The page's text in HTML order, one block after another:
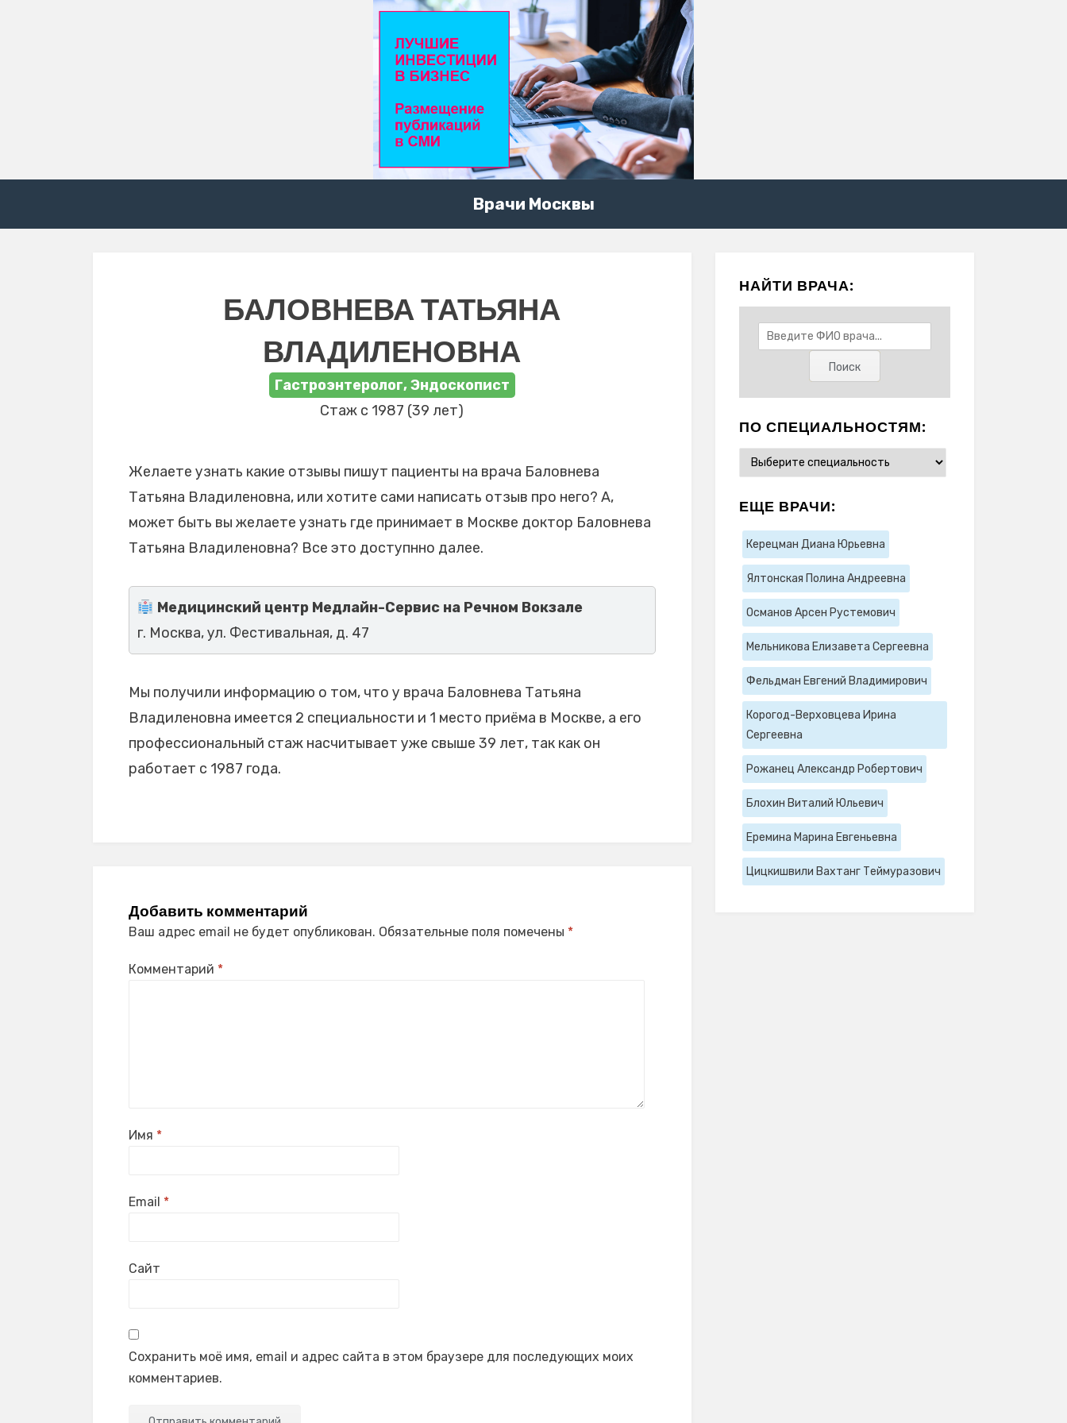
Врачи Москвы
БАЛОВНЕВА ТАТЬЯНА
ВЛАДИЛЕНОВНА
Гастроэнтеролог, Эндоскопист
Стаж с 1987 (39 лет)
Желаете узнать какие отзывы пишут пациенты на врача Баловнева
Татьяна Владиленовна, или хотите сами написать отзыв про него? А,
может быть вы желаете узнать где принимает в Москве доктор Баловнева
Татьяна Владиленовна? Все это доступнно далее.
Медицинский центр Медлайн-Сервис на Речном Вокзале
г. Москва, ул. Фестивальная, д. 47
Мы получили информацию о том, что у врача Баловнева Татьяна
Владиленовна имеется 2 специальности и 1 место приёма в Москве, а его
профессиональный стаж насчитывает уже свыше 39 лет, так как он
работает с 1987 года.
Добавить комментарий
Ваш адрес email не будет опубликован. Обязательные поля помечены *
Комментарий *
Имя *
Email *
Сайт
Сохранить моё имя, email и адрес сайта в этом браузере для последующих моих
комментариев.
НАЙТИ ВРАЧА:
ПО СПЕЦИАЛЬНОСТЯМ:
ЕЩЕ ВРАЧИ:
Керецман Диана Юрьевна
Ялтонская Полина Андреевна
Османов Арсен Рустемович
Мельникова Елизавета Сергеевна
Фельдман Евгений Владимирович
Корогод-Верховцева Ирина
Сергеевна
Рожанец Александр Робертович
Блохин Виталий Юльевич
Еремина Марина Евгеньевна
Цицкишвили Вахтанг Теймуразович